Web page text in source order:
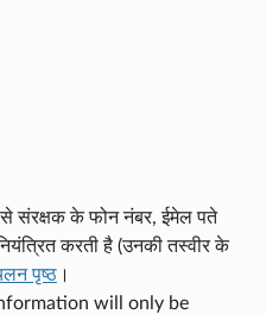
संरक्षक के फोन नंबर, ईमेल पते
करती है (उनकी तस्वीर के
पृष्ठ।
will only be